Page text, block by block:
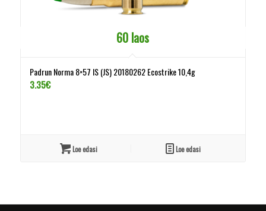
60 laos
Padrun Norma 8×57 IS (JS) 20180262 Ecostrike 10,4g
3.35€
Loe edasi Loe edasi